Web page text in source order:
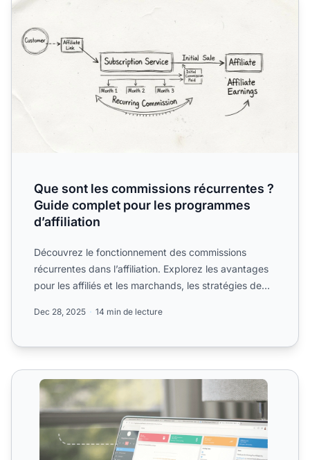
Que sont les commissions récurrentes ?
Guide complet pour les programmes
d’affiliation
Découvrez le fonctionnement des commissions
récurrentes dans l’affiliation. Explorez les avantages
pour les affiliés et les marchands, les stratégies de
Dec 28, 2025 14 min de lecture
Commissions récurrentes